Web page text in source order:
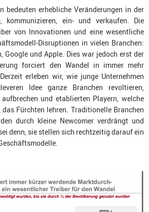
bedeuten erhebliche Veränderungen in der
ein- und verkaufen. Die
von Innovationen und eine wesentliche
Disruptionen in vielen Branchen:
Google und Apple. Dies war jedoch erst der
forciert den Wandel in immer mehr
erleben wir, wie junge Unternehmen
Idee ganze Branchen revoltieren,
und etablierten Playern, welche
Fürchten lehren. Traditionelle Branchen
durch kleine Newcomer verdrängt und
denn, sie stellen sich rechtzeitig darauf ein